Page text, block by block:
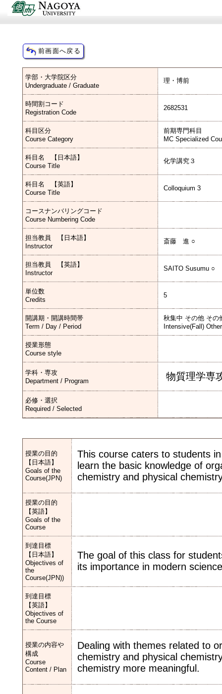
学部・大学院区分
Undergraduate / Graduate
理・博前
時間割コード
Registration Code
2682531
科目区分
Course Category
前期専門科目
MC Specialized
科目名 【日本語】
Course Title
化学講究３
科目名 【英語】
Course Title
Colloquium 3
コースナンバリングコード
Course Numbering Code
担当教員 【日本語】
Instructor
斎藤 進 ○
担当教員 【英語】
Instructor
SAITO Susumu ○
単位数
Credits
5
開講期・開講時間帯
Term / Day / Period
秋集中 その他 その
Intensive(Fall)
授業形態
Course style
学科・専攻
Department / Program
物質理学専
必修・選択
Required / Selected
授業の目的
【日本語】
Goals of the
Course(JPN)
This course caters to students
learn the basic knowledge of
chemistry and physical
授業の目的
【英語】
Goals of the
Course
到達目標
【日本語】
Objectives of
the
Course(JPN))
The goal of this class for
its importance in modern
到達目標
【英語】
Objectives of
the Course
授業の内容や
構成
Course
Content / Plan
Dealing with themes related to
chemistry and physical
chemistry more meaningful.